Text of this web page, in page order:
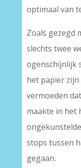
optimaal van
Zoals gezegd
slechts twee
ogenschijnlijk
het papier
vermoeden
maakte in het
stops tussen
gegaan.